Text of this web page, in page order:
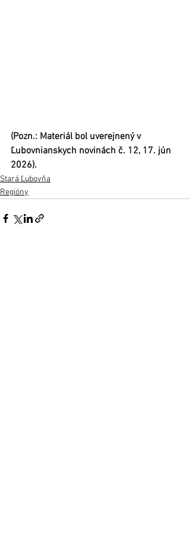
(Pozn.: Materiál bol uverejnený v
Ľubovnianskych novinách č. 12, 17. jún
2026).
Stará Ľubovňa
Regióny